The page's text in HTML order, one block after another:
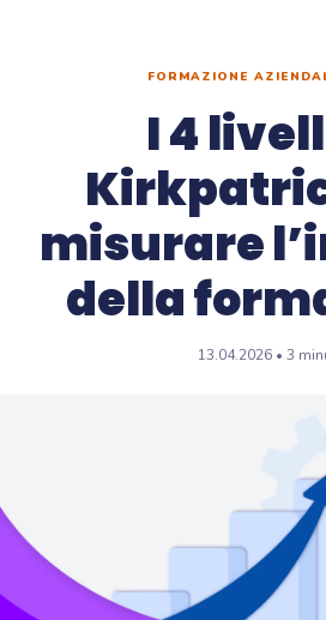
FORMAZIONE
I 4
misurare
della
13.04.2026 • 3